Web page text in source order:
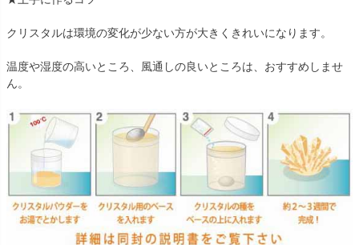
クリスタルは環境の変化が少ない方が大きくきれいになります。
温度や湿度の高いところ、風通しの良いところは、おすすめしませ
ん。